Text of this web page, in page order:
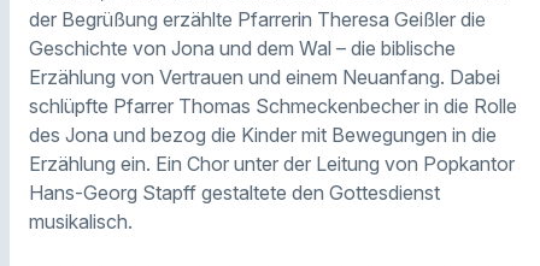
der Begrüßung erzählte Pfarrerin Theresa Geißler die
Geschichte von Jona und dem Wal – die biblische
Erzählung von Vertrauen und einem Neuanfang. Dabei
schlüpfte Pfarrer Thomas Schmeckenbecher in die Rolle
des Jona und bezog die Kinder mit Bewegungen in die
Erzählung ein. Ein Chor unter der Leitung von Popkantor
Hans-Georg Stapff gestaltete den Gottesdienst
musikalisch.